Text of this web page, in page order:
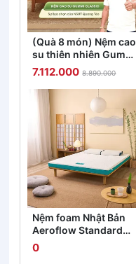
(Quà 8 món) Nệm cao
su thiên nhiên Gummi
Classic thế hệ mới dày
5/10/15cm
7.112.000 8.890.000
Nệm foam Nhật Bản
Aeroflow Standard
nâng đỡ cơ thể dày
12cm
0